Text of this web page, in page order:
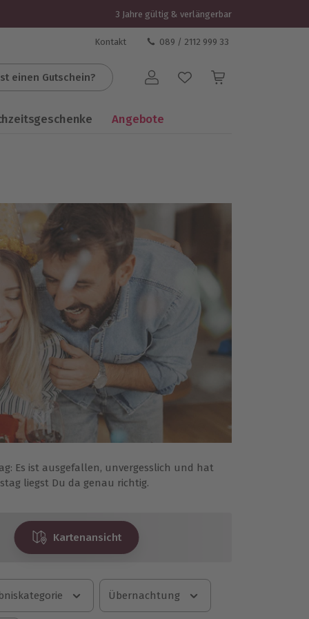
3 Jahre gültig & verlängerbar
Kontakt 089 / 2112 999 33
einen Gutschein? Benutzerkonto
Angebote
Es ist ausgefallen, unvergesslich und hat
liegst Du da genau richtig.
Kartenansicht
Übernachtung